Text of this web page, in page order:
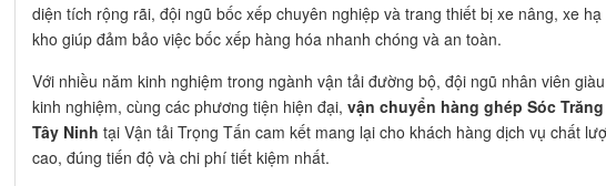
diện tích rộng rãi, đội ngũ bốc xếp chuyên nghiệp và trang thiết bị xe nâng, xe hạ
kho giúp đảm bảo việc bốc xếp hàng hóa nhanh chóng và an toàn.
Với nhiều năm kinh nghiệm trong ngành vận tải đường bộ, đội ngũ nhân viên giàu
kinh nghiệm, cùng các phương tiện hiện đại, vận chuyển hàng ghép Sóc
Tây Ninh tại Vận tải Trọng Tấn cam kết mang lại cho khách hàng dịch vụ chất
cao, đúng tiến độ và chi phí tiết kiệm nhất.